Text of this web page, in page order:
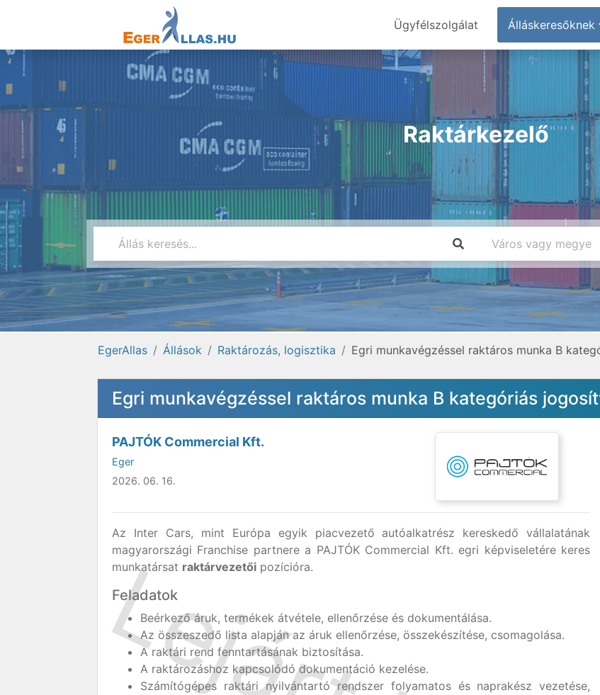
Ügyfélszolgálat Álláskeresőknek
Raktárkezelő
EgerAllas Állások Raktározás, logisztika Egri munkavégzéssel raktáros munka B
Egri munkavégzéssel raktáros munka B kategóriás
PAJTÓK Commercial Kft.
Eger
2026. 06. 16.
Az Inter Cars, mint Európa egyik piacvezető autóalkatrész kereskedő vállalatának
magyarországi Franchise partnere a PAJTÓK Commercial Kft. egri képviseletére keres
munkatársat raktárvezetői pozícióra.
Feladatok
Beérkező áruk, termékek átvétele, ellenőrzése és dokumentálása.
Az összeszedő lista alapján az áruk ellenőrzése, összekészítése, csomagolása.
A raktári rend fenntartásának biztosítása.
A raktározáshoz kapcsolódó dokumentáció kezelése.
Számítógépes raktári nyilvántartó rendszer folyamatos és naprakész vezetése,